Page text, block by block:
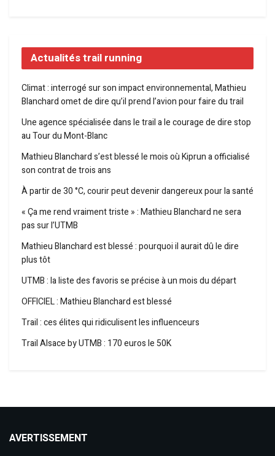
Actualités trail running
Climat : interrogé sur son impact environnemental, Mathieu
Blanchard omet de dire qu’il prend l’avion pour faire du trail
Une agence spécialisée dans le trail a le courage de dire stop
au Tour du Mont-Blanc
Mathieu Blanchard s’est blessé le mois où Kiprun a officialisé
son contrat de trois ans
À partir de 30 °C, courir peut devenir dangereux pour la santé
« Ça me rend vraiment triste » : Mathieu Blanchard ne sera
pas sur l’UTMB
Mathieu Blanchard est blessé : pourquoi il aurait dû le dire
plus tôt
UTMB : la liste des favoris se précise à un mois du départ
OFFICIEL : Mathieu Blanchard est blessé
Trail : ces élites qui ridiculisent les influenceurs
Trail Alsace by UTMB : 170 euros le 50K
AVERTISSEMENT